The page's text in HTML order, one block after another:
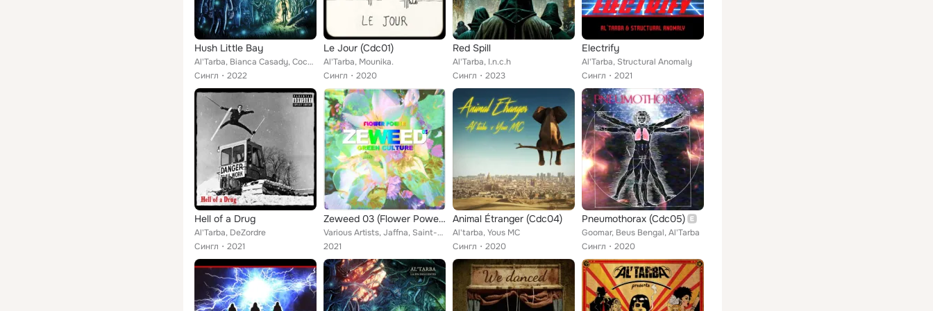
Hush Little Bay
Al'Tarba, Bianca Casady, CocoRosie
Сингл
2022
Le Jour (Cdc01)
Al'Tarba, Mounika.
Сингл
2020
Red Spill
Al'Tarba, I.n.c.h
Сингл
2023
Electrify
Al'Tarba, Structural Anomaly
Сингл
2021
Hell of a Drug
Al'Tarba, DeZordre
Сингл
2021
Zeweed 03 (Flower Power Green Culture)
Various Artists, Jaffna, Saint-Love, Hermanito, Anchorsong, Cluss Trover, Alps2, Turbotito, Robert Lilly, Solaris Great Confusio...
2021
Animal Étranger (Cdc04)
Al'tarba, Yous MC
Сингл
2020
Pneumothorax (Cdc05)
Goomar, Beus Bengal, Al'Tarba
Сингл
2020